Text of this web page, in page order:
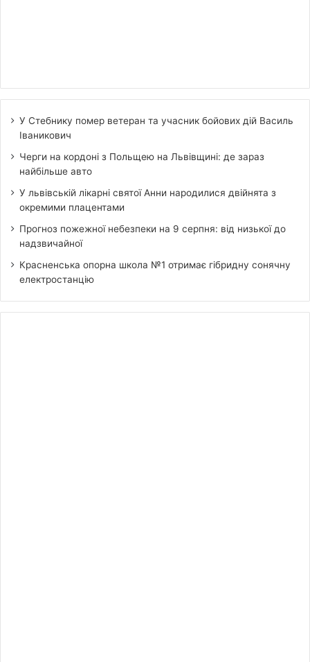
У Стебнику помер ветеран та учасник бойових дій Василь
Іваникович
Черги на кордоні з Польщею на Львівщині: де зараз
найбільше авто
У львівській лікарні святої Анни народилися двійнята з
окремими плацентами
Прогноз пожежної небезпеки на 9 серпня: від низької до
надзвичайної
Красненська опорна школа №1 отримає гібридну сонячну
електростанцію